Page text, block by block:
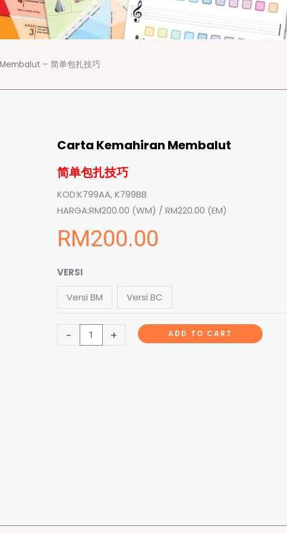
– 简单包扎技巧
Carta Kemahiran Membalut
简单包扎技巧
KOD:K799AA, K799BB
HARGA:RM200.00 (WM) / RM220.00 (EM)
RM200.00
VERSI
Versi BM
Versi BC
-
Carta
Kemahiran
Membalut
+ ADD TO CART